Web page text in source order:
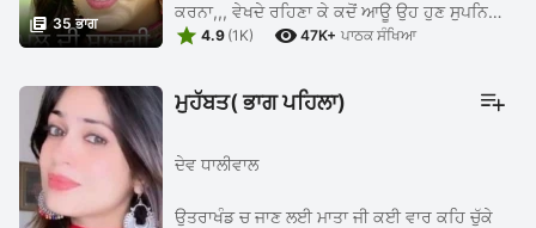
 35 ਭਾਗ
ਕਰਨਾ,,, ਵੇਖਦੇ ਰਹਿਣਾ ਕੇ ਕਦੋਂ ਆਊ ਉਹ ਹੁਣ ਸੁਪਨਿਆਂ
ਵਿਚ ਆਉਣ ਵਾਲੀ ਮੁਟਿਆਰ ਅਤੇ ਕਦੋਂ ਸਾਡਾ ਦਿਨ ਸ਼ੁਰੂ ...
 4.9 (1K)  47K+ ਪਾਠਕ ਸੰਖਿਆ
ਮੁਹੱਬਤ( ਭਾਗ ਪਹਿਲਾ)
ਦੇਵ ਧਾਲੀਵਾਲ
ਉਤਰਾਖੰਡ ਚ ਜਾਣ ਲਈ ਮਾਤਾ ਜੀ ਕਈ ਵਾਰ ਕਹਿ ਚੁੱਕੇ